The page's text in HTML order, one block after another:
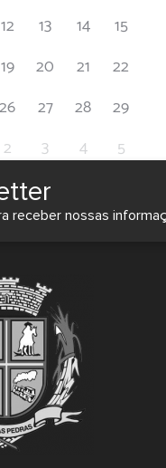
12 13 14
15
19 20 21
22
26 27 28
29
2 3 4 5
receber nossas